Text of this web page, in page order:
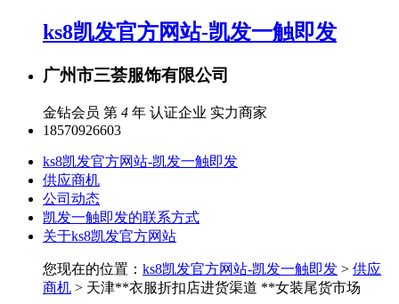
ks8凯发官方网站-凯发一触即发
广州市三荟服饰有限公司
金钻会员 第 4 年 认证企业 实力商家
18570926603
ks8凯发官方网站-凯发一触即发
供应商机
公司动态
凯发一触即发的联系方式
关于ks8凯发官方网站
您现在的位置： ks8凯发官方网站-凯发一触即发 > 供应
商机 > 天津**衣服折扣店进货渠道 **女装尾货市场